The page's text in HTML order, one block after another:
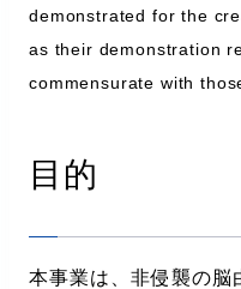
2026.03.25
【第1回コミュニティ
名、出席団体数：90団
2026.03.23
demonstrated for the
as their demonstration
commensurate with
目的
本事業は、非侵襲の脳